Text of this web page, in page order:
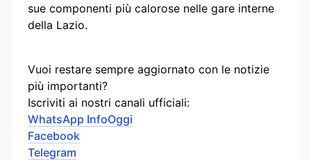
sue componenti più calorose nelle gare interne
della Lazio.
Vuoi restare sempre aggiornato con le notizie
più importanti?
Iscriviti ai nostri canali ufficiali:
WhatsApp InfoOggi
Facebook
Telegram